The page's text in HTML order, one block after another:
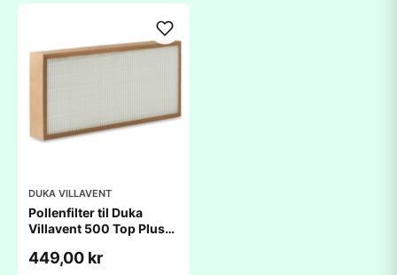
DUKA VILLAVENT
Pollenfilter til Duka
Villavent 500 Top Plus
449,00 kr